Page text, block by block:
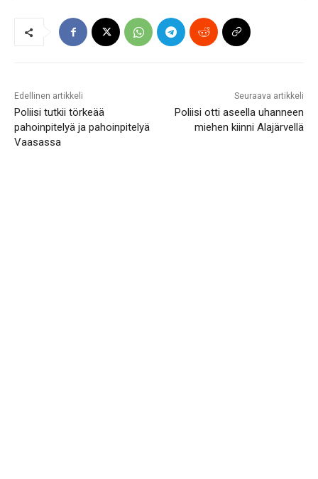
Edellinen artikkeli
Poliisi tutkii törkeää
pahoinpitelyä ja pahoinpitelyä
Vaasassa
Seuraava artikkeli
Poliisi otti aseella uhanneen
miehen kiinni Alajärvellä